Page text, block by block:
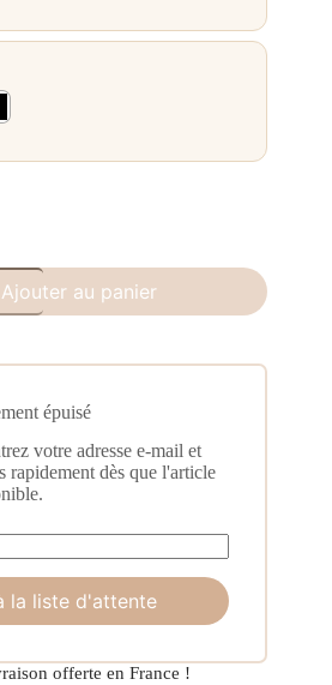
Ajouter au panier
épuisé
votre adresse e-mail et
rapidement dès que l'article
la liste d'attente
offerte en France !